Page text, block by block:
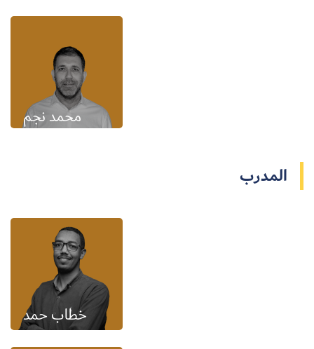
محمد نجم
المدرب
خطاب حمد